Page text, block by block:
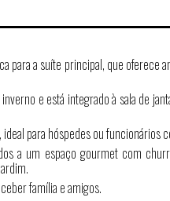
para a suíte principal, que oferece
e está integrado à sala de
para hóspedes ou funcionários
a um espaço gourmet com
família e amigos.